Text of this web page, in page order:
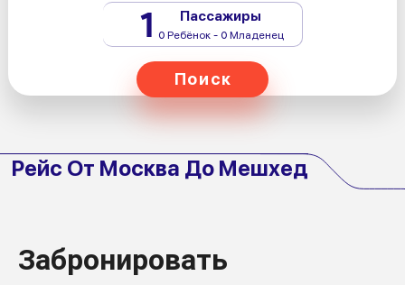
1 Пассажиры
0 Ребёнок - 0 Младенец
Поиск
Рейс От Москва До Мешхед
Забронировать